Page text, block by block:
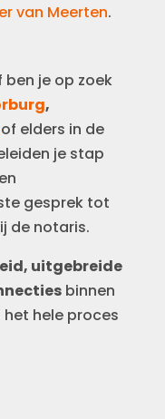
van Meerten.
ben je op zoek
,
of elders in de
je stap
gesprek tot
de notaris.
uitgebreide
binnen
hele proces